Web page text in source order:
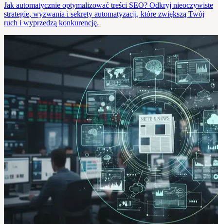
Jak automatycznie optymalizować treści SEO? Odkryj nieoczywiste
strategie, wyzwania i sekrety automatyzacji, które zwiększą Twój
ruch i wyprzedzą konkurencję.